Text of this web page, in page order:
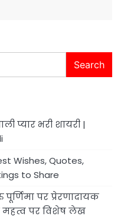
Search
प्यार भरी शायरी |
Wishes, Quotes,
to Share
पर प्रेरणादायक
पर विशेष लेख